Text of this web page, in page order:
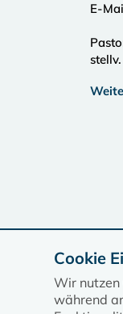
E-
Cookie
Wir nutzen
während